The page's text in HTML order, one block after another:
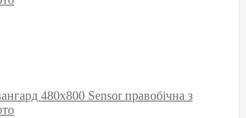
480х800 Sensor правобічна з